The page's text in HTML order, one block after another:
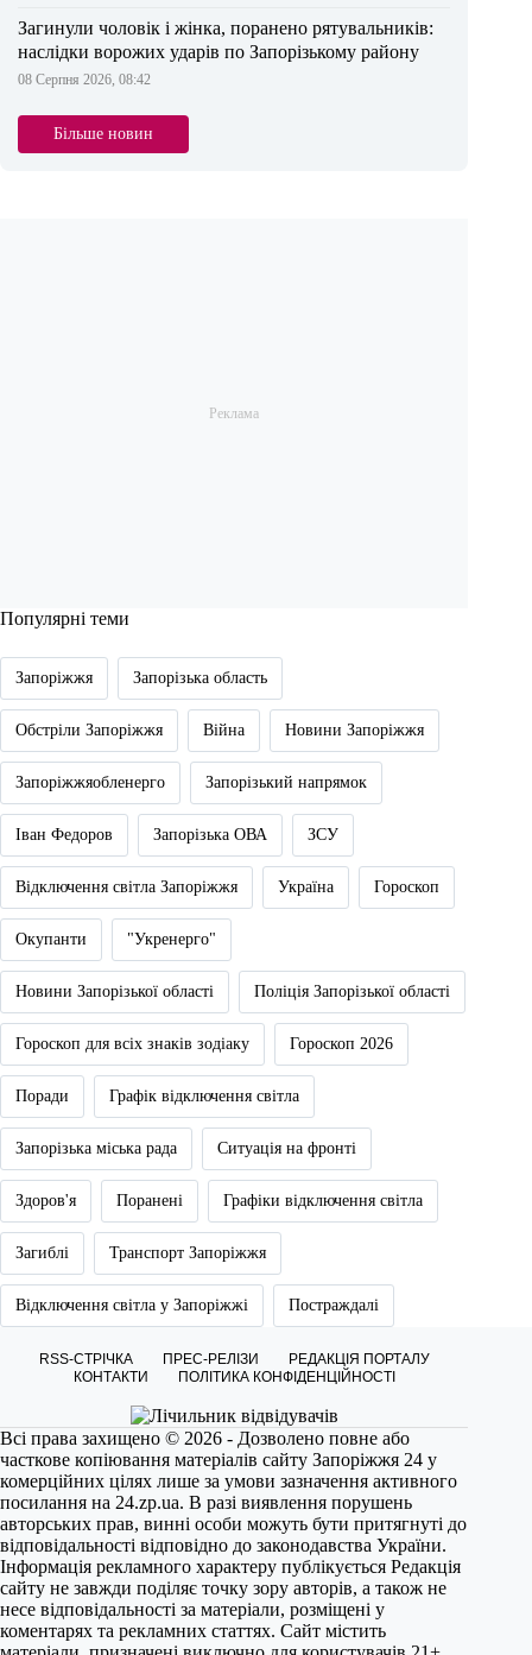
Загинули чоловік і жінка, поранено рятувальників:
наслідки ворожих ударів по Запорізькому району
08 Серпня 2026, 08:42
Більше новин
Популярні теми
Запоріжжя Запорізька область
Обстріли Запоріжжя Війна Новини Запоріжжя
Запоріжжяобленерго Запорізький напрямок
Іван Федоров Запорізька ОВА ЗСУ
Відключення світла Запоріжжя Україна Гороскоп
Окупанти "Укренерго"
Новини Запорізької області Поліція Запорізької області
Гороскоп для всіх знаків зодіаку Гороскоп 2026
Поради Графік відключення світла
Запорізька міська рада Ситуація на фронті
Здоров'я Поранені Графіки відключення світла
Загиблі Транспорт Запоріжжя
Відключення світла у Запоріжжі Постраждалі
RSS-СТРІЧКА ПРЕС-РЕЛІЗИ
РЕДАКЦІЯ ПОРТАЛУ
КОНТАКТИ
ПОЛІТИКА КОНФІДЕНЦІЙНОСТІ
Всі права захищено © 2026 - Дозволено повне або
часткове копіювання матеріалів сайту Запоріжжя 24 у
комерційних цілях лише за умови зазначення активного
посилання на 24.zp.ua. В разі виявлення порушень
авторських прав, винні особи можуть бути притягнуті до
відповідальності відповідно до законодавства України.
Інформація рекламного характеру публікується Редакція
сайту не завжди поділяє точку зору авторів, а також не
несе відповідальності за матеріали, розміщені у
коментарях та рекламних статтях. Сайт містить